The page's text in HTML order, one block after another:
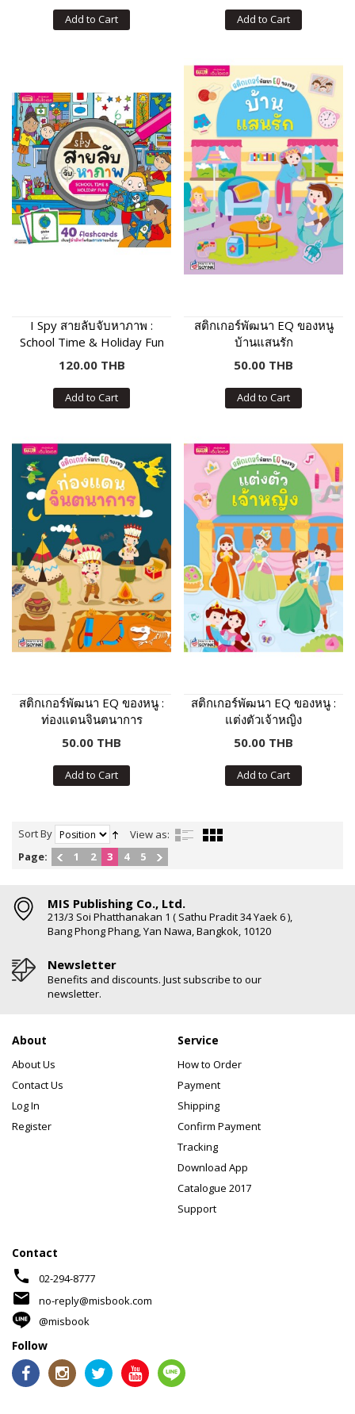
Add to Cart Add to Cart
I Spy สายลับจับหาภาพ :
School Time & Holiday Fun
120.00 THB
Add to Cart
สติกเกอร์พัฒนา EQ ของหนู
บ้านแสนรัก
50.00 THB
Add to Cart
สติกเกอร์พัฒนา EQ ของหนู :
ท่องแดนจินตนาการ
50.00 THB
Add to Cart
สติกเกอร์พัฒนา EQ ของหนู :
แต่งตัวเจ้าหญิง
50.00 THB
Add to Cart
Sort By
View as:
Page:
1 2 3 4 5
MIS Publishing Co., Ltd.
213/3 Soi Phatthanakan 1 ( Sathu Pradit 34 Yaek 6 ),
Bang Phong Phang, Yan Nawa, Bangkok, 10120
Newsletter
Benefits and discounts. Just subscribe to our
newsletter.
About
About Us
Contact Us
Log In
Register
Service
How to Order
Payment
Shipping
Confirm Payment
Tracking
Download App
Catalogue 2017
Support
Contact
phone 02-294-8777
mail
no-reply@misbook.com
@misbook
Follow